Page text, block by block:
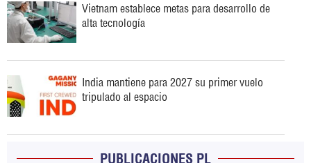
Vietnam establece metas para desarrollo de
alta tecnología
India mantiene para 2027 su primer vuelo
tripulado al espacio
PUBLICACIONES PL